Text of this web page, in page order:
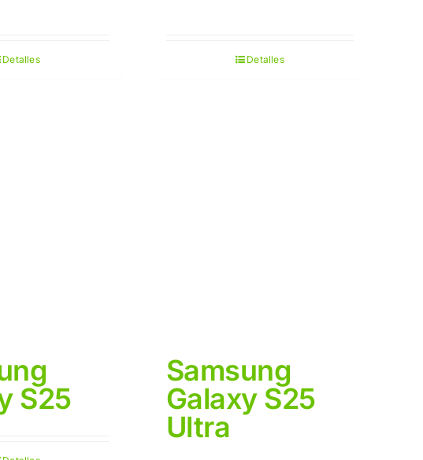
Detalles Detalles
S25
Samsung
Galaxy S25
Ultra